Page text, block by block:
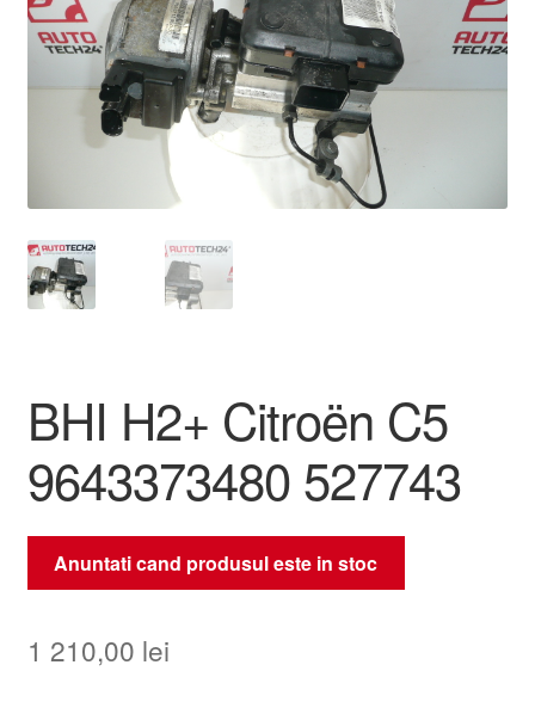
Finalizare comandă
Livrare
Livrare în toată lumea
Plățile
Procedura de reclamație
Termeni si conditii
BHI H2+ Citroën C5
9643373480 527743
Anuntati cand produsul este in stoc
1 210,00 lei